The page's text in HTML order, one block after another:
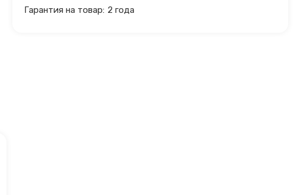
Гарантия на товар: 2 года